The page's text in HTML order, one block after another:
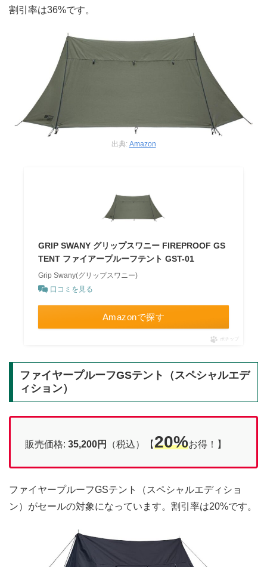
割引率は36%です。
出典: Amazon
GRIP SWANY グリップスワニー FIREPROOF GS
TENT ファイアープルーフテント GST-01
Grip Swany(グリップスワニー)
口コミを見る
Amazonで探す
ポチップ
ファイヤープルーフGSテント（スペシャルエデ
ィション）
販売価格: 35,200円 （税込）【20%お得！】
ファイヤープルーフGSテント（スペシャルエディショ
ン）がセールの対象になっています。割引率は20%です。